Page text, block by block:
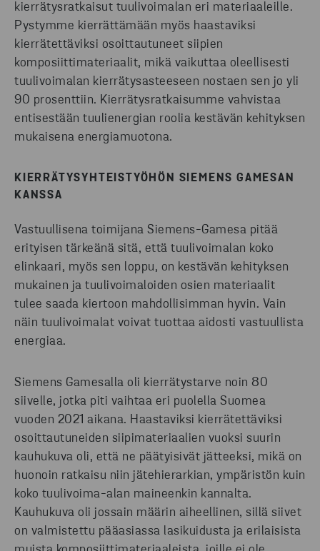
kierrätysratkaisut tuulivoimalan eri materiaaleille.
Pystymme kierrättämään myös haastaviksi
kierrätettäviksi osoittautuneet siipien
komposiittimateriaalit, mikä vaikuttaa oleellisesti
tuulivoimalan kierrätysasteeseen nostaen sen jo yli
90 prosenttiin. Kierrätysratkaisumme vahvistaa
entisestään tuulienergian roolia kestävän kehityksen
mukaisena energiamuotona.
KIERRÄTYSYHTEISTYÖHÖN SIEMENS GAMESAN
KANSSA
Vastuullisena toimijana Siemens-Gamesa pitää
erityisen tärkeänä sitä, että tuulivoimalan koko
elinkaari, myös sen loppu, on kestävän kehityksen
mukainen ja tuulivoimaloiden osien materiaalit
tulee saada kiertoon mahdollisimman hyvin. Vain
näin tuulivoimalat voivat tuottaa aidosti vastuullista
energiaa.
Siemens Gamesalla oli kierrätystarve noin 80
siivelle, jotka piti vaihtaa eri puolella Suomea
vuoden 2021 aikana. Haastaviksi kierrätettäviksi
osoittautuneiden siipimateriaalien vuoksi suurin
kauhukuva oli, että ne päätyisivät jätteeksi, mikä on
huonoin ratkaisu niin jätehierarkian, ympäristön kuin
koko tuulivoima-alan maineenkin kannalta.
Kauhukuva oli jossain määrin aiheellinen, sillä siivet
on valmistettu pääasiassa lasikuidusta ja erilaisista